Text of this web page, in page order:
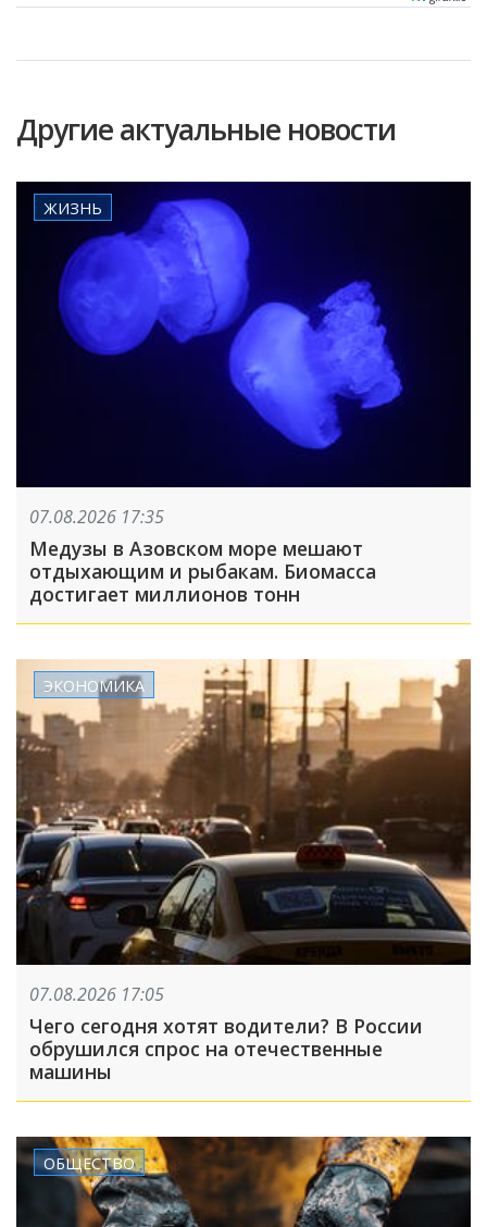
Другие актуальные новости
ЖИЗНЬ
07.08.2026 17:35
Медузы в Азовском море мешают
отдыхающим и рыбакам. Биомасса
достигает миллионов тонн
ЭКОНОМИКА
07.08.2026 17:05
Чего сегодня хотят водители? В России
обрушился спрос на отечественные
машины
ОБЩЕСТВО